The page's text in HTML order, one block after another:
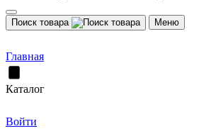
Поиск товара Меню
Главная
Каталог
Войти